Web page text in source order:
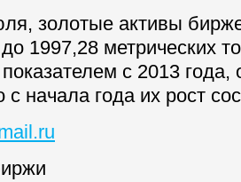
золотые активы
1997,28 метрических
с 2013 года,
с начала года их рост